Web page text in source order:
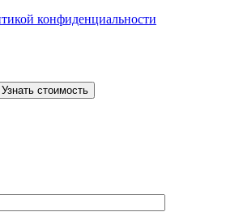
конфиденциальности